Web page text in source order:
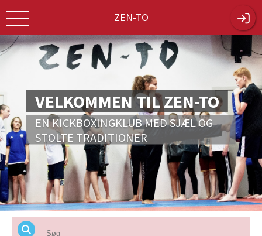
ZEN-TO
VELKOMMEN TIL ZEN-TO
EN KICKBOXINGKLUB MED SJÆL OG
STOLTE TRADITIONER